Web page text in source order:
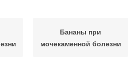
Бананы при
мочекаменной болезни